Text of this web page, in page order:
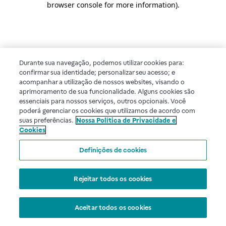
browser console for more information).
Durante sua navegação, podemos utilizar cookies para:
confirmar sua identidade; personalizar seu acesso; e
acompanhar a utilização de nossos websites, visando o
aprimoramento de sua funcionalidade. Alguns cookies são
essenciais para nossos serviços, outros opcionais. Você
poderá gerenciar os cookies que utilizamos de acordo com
suas preferências. Nossa Política de Privacidade e
Cookies
Definições de cookies
Rejeitar todos os cookies
Aceitar todos os cookies